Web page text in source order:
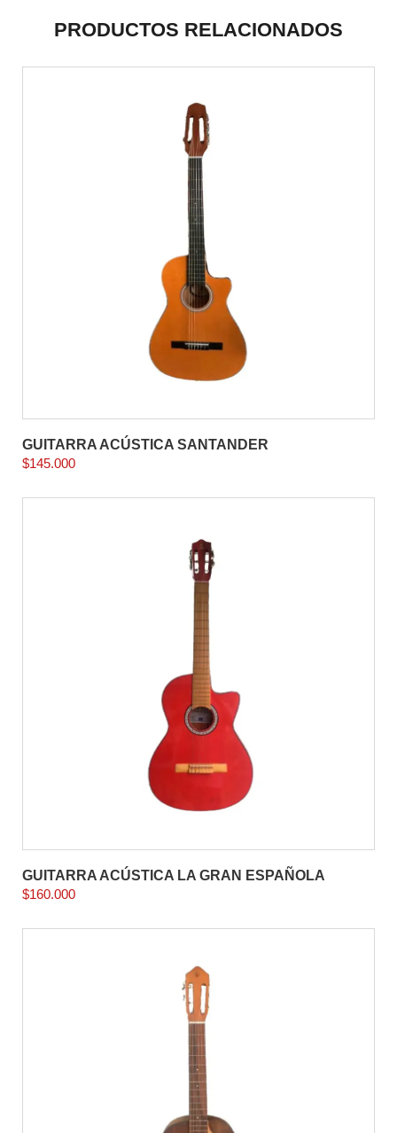
PRODUCTOS RELACIONADOS
GUITARRA ACÚSTICA SANTANDER
$145.000
GUITARRA ACÚSTICA LA GRAN ESPAÑOLA
$160.000